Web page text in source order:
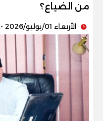
من الضياع؟
الأربعاء 01/يوليو/2026 - 01:10 م